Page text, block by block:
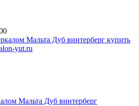
0
Мальта Дуб винтерберг